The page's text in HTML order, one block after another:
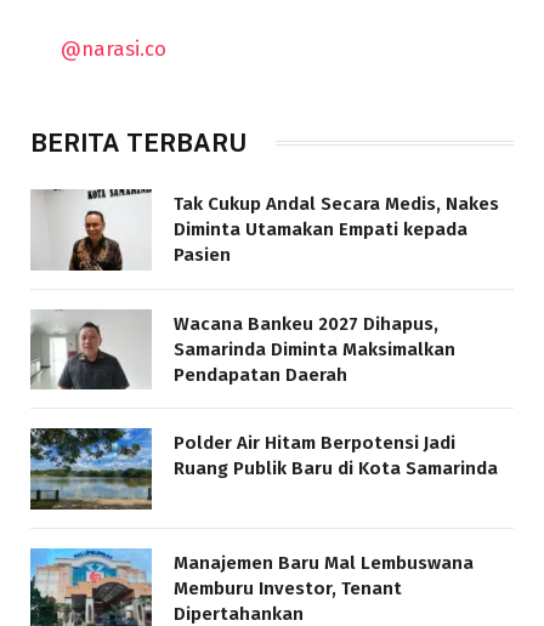
@narasi.co
BERITA TERBARU
Tak Cukup Andal Secara Medis, Nakes
Diminta Utamakan Empati kepada
Pasien
Wacana Bankeu 2027 Dihapus,
Samarinda Diminta Maksimalkan
Pendapatan Daerah
Polder Air Hitam Berpotensi Jadi
Ruang Publik Baru di Kota Samarinda
Manajemen Baru Mal Lembuswana
Memburu Investor, Tenant
Dipertahankan